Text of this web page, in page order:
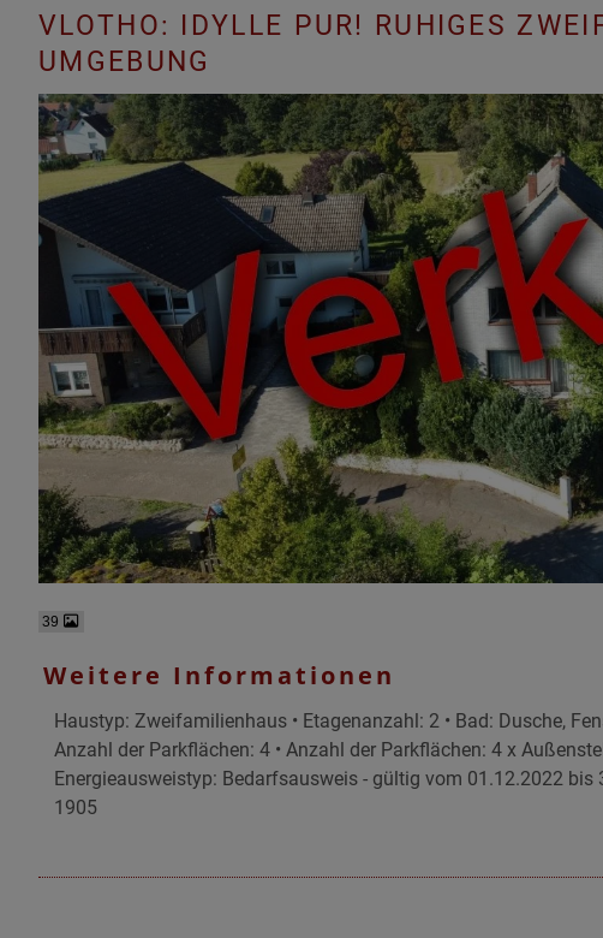
VLOTHO: IDYLLE PUR! RUHIGES
UMGEBUNG
39
Weitere Informationen
Haustyp: Zweifamilienhaus • Etagenanzahl: 2 • Bad: Dusche,
Anzahl der Parkflächen: 4 • Anzahl der Parkflächen: 4 x
Energieausweistyp: Bedarfsausweis - gültig vom 01.12.2022 bis
1905